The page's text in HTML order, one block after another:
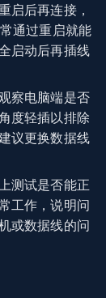
启后再连接，
通过重启就能
启动后再插线
察电脑端是否
度轻插以排除
议更换数据线
测试是否能正
工作，说明问
或数据线的问